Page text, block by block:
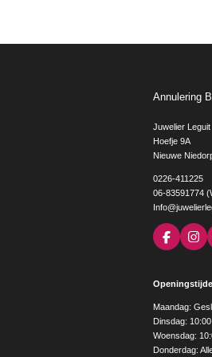
Annulering
Juwelier Leguit
Hoefje 9A
Nieuwe
0226-411225
06-83591774
F
a
b
o
k
I
n
a
g
r
a
m
Maandag:
Dinsdag:
Woensdag:
Donderdag: